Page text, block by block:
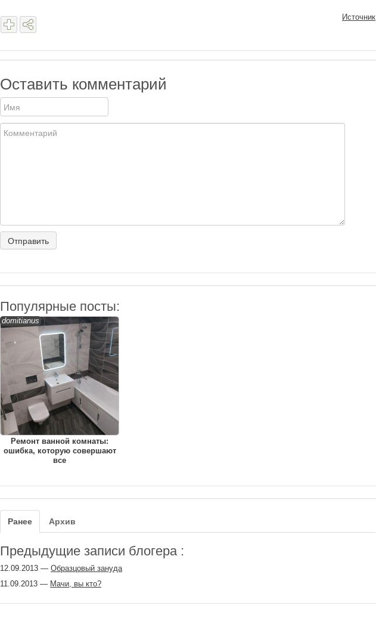
Источник
Оставить комментарий
Популярные посты:
domitianus
Ремонт ванной комнаты:
ошибка, которую совершают
все
Ранее Архив
Предыдущие записи блогера :
12.09.2013 — Образцовый зануда
11.09.2013 — Мачи, вы кто?